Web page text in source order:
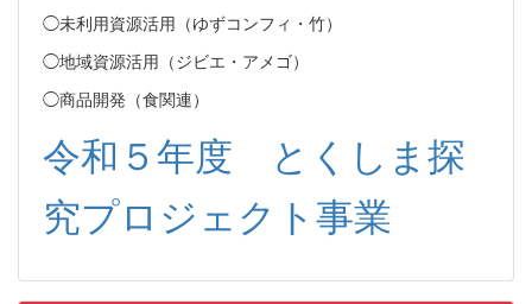
◯未利用資源活用（ゆずコンフィ・竹）
◯地域資源活用（ジビエ・アメゴ）
◯商品開発（食関連）
令和５年度 とくしま探
究プロジェクト事業